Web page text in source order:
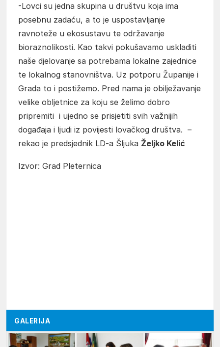
-Lovci su jedna skupina u društvu koja ima
posebnu zadaću, a to je uspostavljanje
ravnoteže u ekosustavu te održavanje
bioraznolikosti. Kao takvi pokušavamo uskladiti
naše djelovanje sa potrebama lokalne zajednice
te lokalnog stanovništva. Uz potporu Županije i
Grada to i postižemo. Pred nama je obilježavanje
velike obljetnice za koju se želimo dobro
pripremiti i ujedno se prisjetiti svih važnijih
događaja i ljudi iz povijesti lovačkog društva. –
rekao je predsjednik LD-a Šljuka Željko Kelić
Izvor: Grad Pleternica
GALERIJA